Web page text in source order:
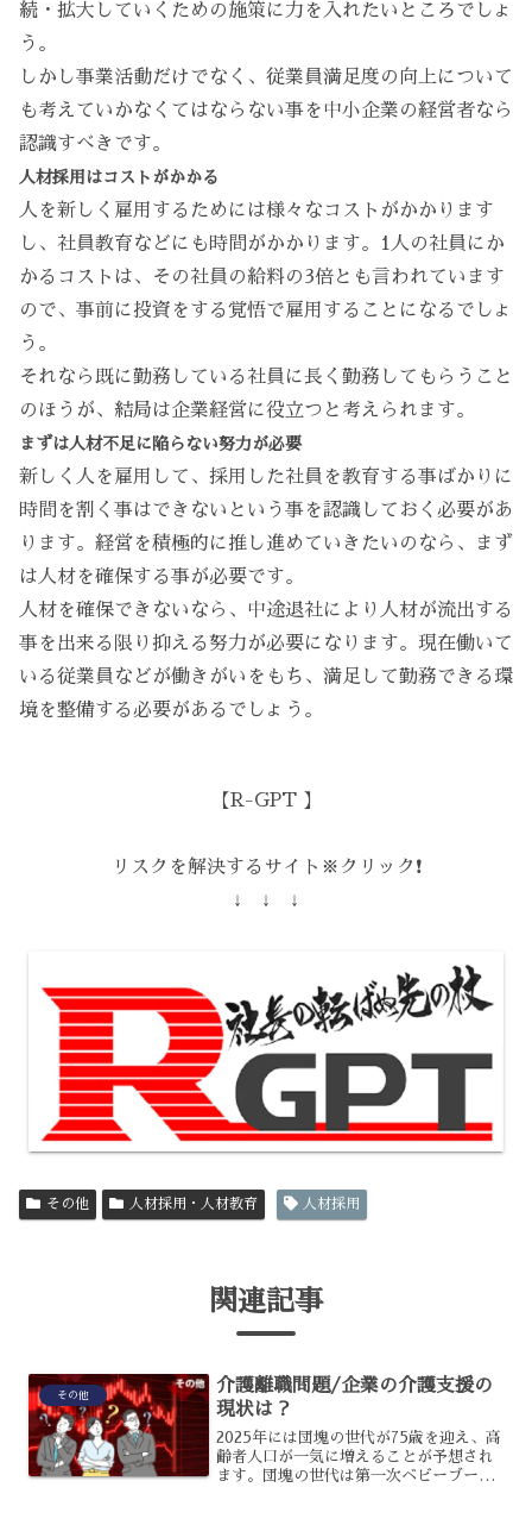
続・拡大していくための施策に力を入れたいところでしょ
う。
しかし事業活動だけでなく、従業員満足度の向上について
も考えていかなくてはならない事を中小企業の経営者なら
認識すべきです。
人材採用はコストがかかる
人を新しく雇用するためには様々なコストがかかります
し、社員教育などにも時間がかかります。1人の社員にか
かるコストは、その社員の給料の3倍とも言われています
ので、事前に投資をする覚悟で雇用することになるでしょ
う。
それなら既に勤務している社員に長く勤務してもらうこと
のほうが、結局は企業経営に役立つと考えられます。
まずは人材不足に陥らない努力が必要
新しく人を雇用して、採用した社員を教育する事ばかりに
時間を割く事はできないという事を認識しておく必要があ
ります。経営を積極的に推し進めていきたいのなら、まず
は人材を確保する事が必要です。
人材を確保できないなら、中途退社により人材が流出する
事を出来る限り抑える努力が必要になります。現在働いて
いる従業員などが働きがいをもち、満足して勤務できる環
境を整備する必要があるでしょう。
【R-GPT 】
リスクを解決するサイト※クリック❗️
↓ ↓ ↓
その他 人材採用・人材教育 人材採用
関連記事
その他
介護離職問題/企業の介護支援の
現状は？
2025年には団塊の世代が75歳を迎え、高
齢者人口が一気に増えることが予想され
ます。団塊の世代は第一次ベビーブーム